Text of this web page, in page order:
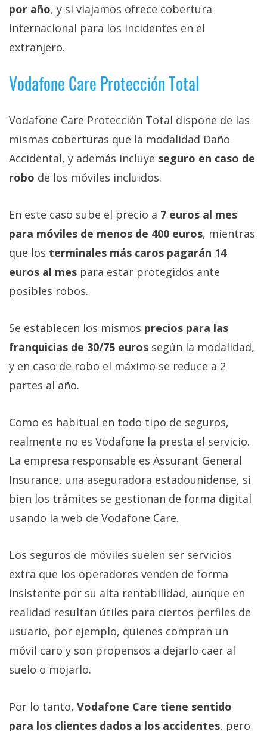
por año, y si viajamos ofrece cobertura
internacional para los incidentes en el
extranjero.
Vodafone Care Protección Total
Vodafone Care Protección Total dispone de las
mismas coberturas que la modalidad Daño
Accidental, y además incluye seguro en caso de
robo de los móviles incluidos.
En este caso sube el precio a 7 euros al mes
para móviles de menos de 400 euros, mientras
que los terminales más caros pagarán 14
euros al mes para estar protegidos ante
posibles robos.
Se establecen los mismos precios para las
franquicias de 30/75 euros según la modalidad,
y en caso de robo el máximo se reduce a 2
partes al año.
Como es habitual en todo tipo de seguros,
realmente no es Vodafone la presta el servicio.
La empresa responsable es Assurant General
Insurance, una aseguradora estadounidense, si
bien los trámites se gestionan de forma digital
usando la web de Vodafone Care.
Los seguros de móviles suelen ser servicios
extra que los operadores venden de forma
insistente por su alta rentabilidad, aunque en
realidad resultan útiles para ciertos perfiles de
usuario, por ejemplo, quienes compran un
móvil caro y son propensos a dejarlo caer al
suelo o mojarlo.
Por lo tanto, Vodafone Care tiene sentido
para los clientes dados a los accidentes, pero